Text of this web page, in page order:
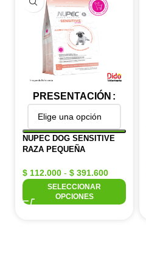
PRESENTACIÓN
NUPEC DOG SENSITIVE
RAZA PEQUEÑA
$ 112.000 - $ 391.600
SELECCIONAR
OPCIONES